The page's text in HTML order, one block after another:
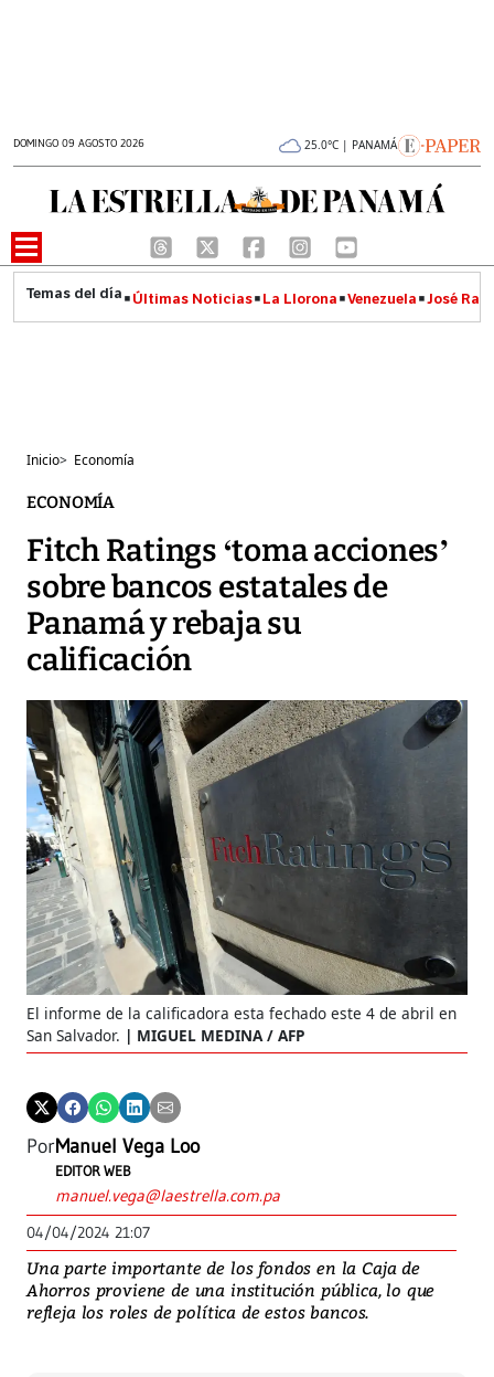
DOMINGO 09 AGOSTO 2026 25.0°C | PANAMÁ
Últimas Noticias La Llorona Venezuela José
Inicio> Economía
ECONOMÍA
Fitch Ratings ‘toma acciones’
sobre bancos estatales de
Panamá y rebaja su
calificación
El informe de la calificadora esta fechado este 4 de abril en
San Salvador.
MIGUEL MEDINA / AFP
PorManuel Vega Loo
EDITOR WEB
manuel.vega@laestrella.com.pa
04/04/2024 21:07
Una parte importante de los fondos en la Caja de
Ahorros proviene de una institución pública, lo que
refleja los roles de política de estos bancos.